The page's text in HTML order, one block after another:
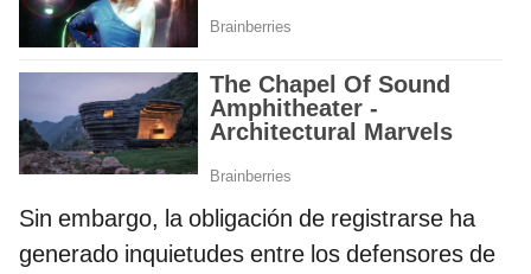
Sin embargo, la obligación de registrarse ha
generado inquietudes entre los defensores de